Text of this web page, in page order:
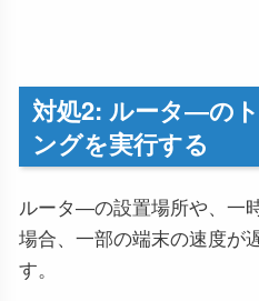
対処2: ルータ―の
ングを実行する
ルータ―の設置場所や、一
場合、一部の端末の速度が
す。